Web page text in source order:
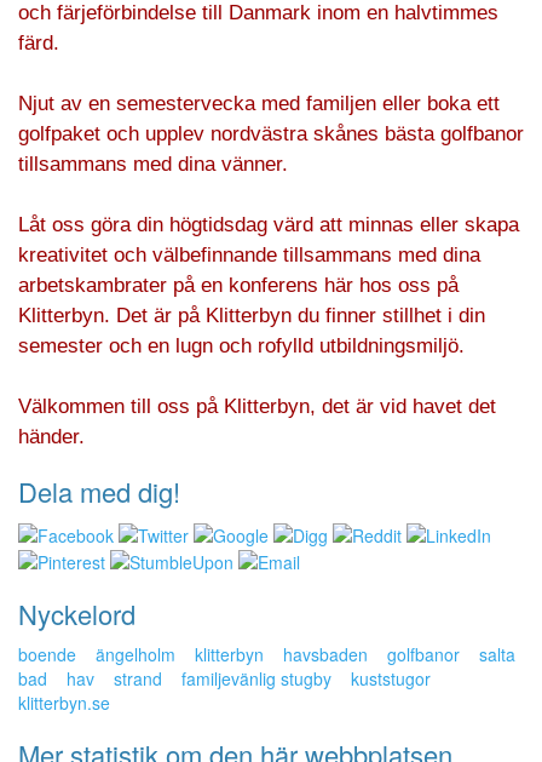
och färjeförbindelse till Danmark inom en halvtimmes
färd.
Njut av en semestervecka med familjen eller boka ett
golfpaket och upplev nordvästra skånes bästa golfbanor
tillsammans med dina vänner.
Låt oss göra din högtidsdag värd att minnas eller skapa
kreativitet och välbefinnande tillsammans med dina
arbetskambrater på en konferens här hos oss på
Klitterbyn. Det är på Klitterbyn du finner stillhet i din
semester och en lugn och rofylld utbildningsmiljö.
Välkommen till oss på Klitterbyn, det är vid havet det
händer.
Dela med dig!
Nyckelord
boende ängelholm klitterbyn havsbaden golfbanor
salta
bad
hav strand familjevänlig stugby
kuststugor
klitterbyn.se
Mer statistik om den här webbplatsen